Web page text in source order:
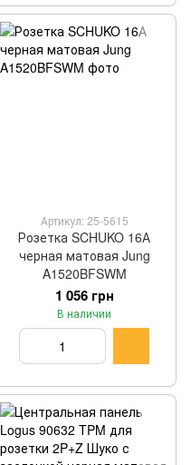
Артикул: 25-5615
Розетка SCHUKO 16А
черная матовая Jung
A1520BFSWM
1 056 грн
В наличии